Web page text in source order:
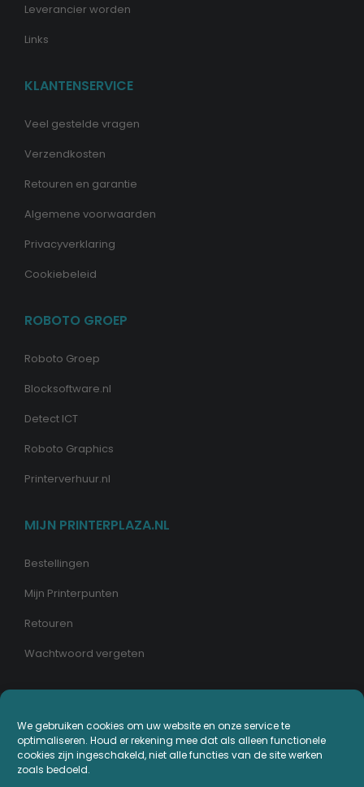
We gebruiken cookies om uw website en onze service te
optimaliseren. Houd er rekening mee dat als alleen functionele
cookies zijn ingeschakeld, niet alle functies van de site werken
zoals bedoeld.
Leverancier worden
Links
KLANTENSERVICE
Veel gestelde vragen
Verzendkosten
Retouren en garantie
Algemene voorwaarden
Privacyverklaring
Cookiebeleid
ROBOTO GROEP
Roboto Groep
Blocksoftware.nl
Detect ICT
Roboto Graphics
Printerverhuur.nl
MIJN PRINTERPLAZA.NL
Bestellingen
Mijn Printerpunten
Retouren
Wachtwoord vergeten
© Copyright - Printerplaza.nl